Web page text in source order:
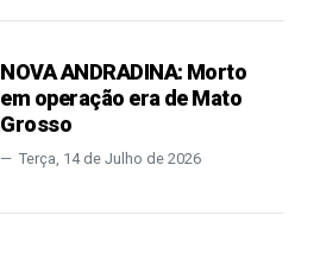
NOVA ANDRADINA: Morto
em operação era de Mato
Grosso
Terça, 14 de Julho de 2026